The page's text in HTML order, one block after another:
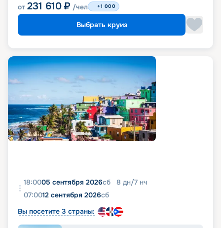
от 231 610 ₽ /чел +1 000
Выбрать круиз
18:0005 сентября 2026сб 8 дн/7 нч
07:0012 сентября 2026сб
Вы посетите 3 страны: